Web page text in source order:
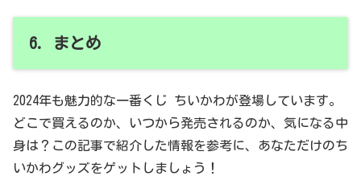
6. まとめ
2024年も魅力的な一番くじ ちいかわが登場しています。
どこで買えるのか、いつから発売されるのか、気になる中
身は？この記事で紹介した情報を参考に、あなただけのち
いかわグッズをゲットしましょう！